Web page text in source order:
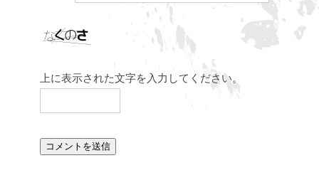
上に表示された文字を入力してください。